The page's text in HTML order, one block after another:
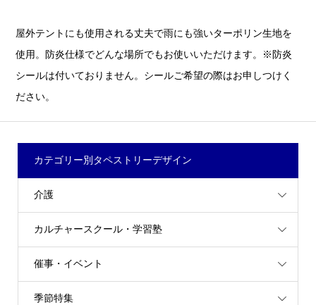
屋外テントにも使用される丈夫で雨にも強いターポリン生地を
使用。防炎仕様でどんな場所でもお使いいただけます。※防炎
シールは付いておりません。シールご希望の際はお申しつけく
ださい。
カテゴリー別タペストリーデザイン
介護
カルチャースクール・学習塾
催事・イベント
季節特集